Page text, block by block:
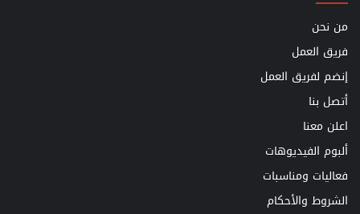
من نحن
فريق العمل
إنضم لفريق العمل
أتصل بنا
اعلن معنا
ألبوم الفيديوهات
فعاليات ومناسبات
الشروط والأحكام